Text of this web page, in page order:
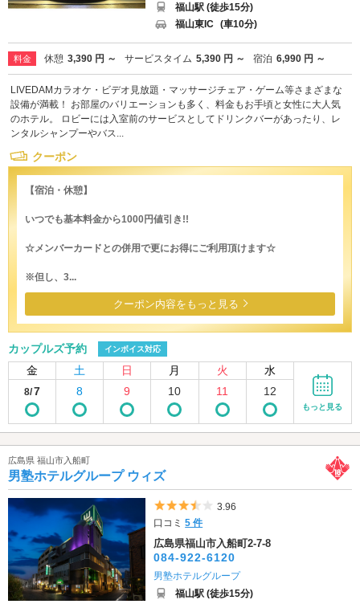
福山駅 (徒歩15分)
福山東IC (車10分)
料金 休憩 3,390 円 ～ サービスタイム 5,390 円 ～ 宿泊 6,990 円 ～
LIVEDAMカラオケ・ビデオ見放題・マッサージチェア・ゲーム等さまざまな
設備が満載！ お部屋のバリエーションも多く、料金もお手頃と女性に大人気
のホテル。 ロビーには入室前のサービスとしてドリンクバーがあったり、レ
ンタルシャンプーやバス...
クーポン
【宿泊・休憩】
いつでも基本料金から1000円値引き!!
☆メンバーカードとの併用で更にお得にご利用頂けます☆
※但し、3...
クーポン内容をもっと見る
カップルズ予約 インボイス対応
金 土 日 月 火 水
8/7 8 9 10 11 12
もっと見る
広島県 福山市入船町
男塾ホテルグループ ウィズ
5つ星のうち3.5
3.96
口コミ5 件
広島県福山市入船町2-7-8
084-922-6120
男塾ホテルグループ
福山駅 (徒歩15分)